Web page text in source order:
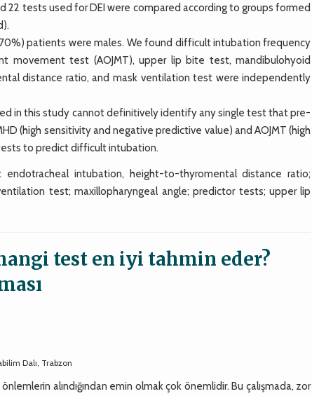
22 tests used for DEI were compared according to groups formed
patients were males. We found difficult intubation frequency
movement test (AOJMT), upper lip bite test, mandibulohyoid
distance ratio, and mask ventilation test were independently
in this study cannot definitively identify any single test that pre-
(high sensitivity and negative predictive value) and AOJMT (high
to predict difficult intubation.
intubation, height-to-thyromental distance ratio;
test; maxillopharyngeal angle; predictor tests; upper lip
test en iyi tahmin eder?
Dalı, Trabzon
alındığından emin olmak çok önemlidir. Bu çalışmada, zor